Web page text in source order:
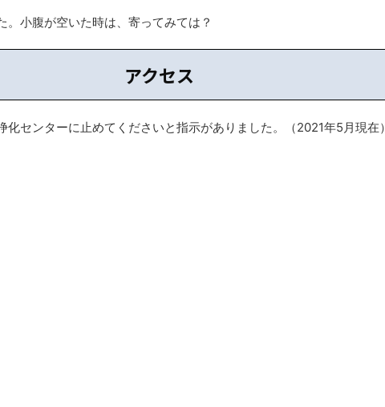
。小腹が空いた時は、寄ってみては？
アクセス
化センターに止めてくださいと指示がありました。（2021年5月現在）